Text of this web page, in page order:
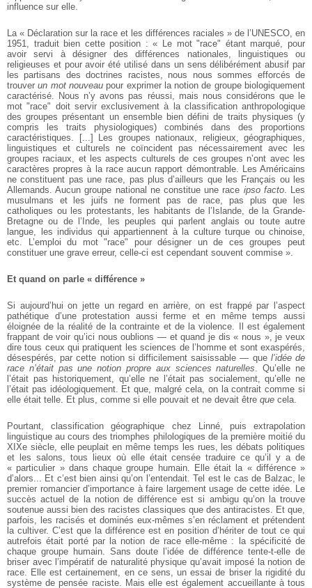
influence sur elle.
La « Déclaration sur la race et les différences raciales » de l’UNESCO, en
1951, traduit bien cette position : « Le mot "race" étant marqué, pour
avoir servi à désigner des différences nationales, linguistiques ou
religieuses et pour avoir été utilisé dans un sens délibérément abusif par
les partisans des doctrines racistes, nous nous sommes efforcés de
trouverun mot nouveaupour exprimer la notion de groupe biologiquement
caractérisé. Nous n’y avons pas réussi, mais nous considérons que le
mot "race" doit servir exclusivement à la classification anthropologique
des groupes présentant un ensemble bien défini de traits physiques (y
compris les traits physiologiques) combinés dans des proportions
caractéristiques. [...] Les groupes nationaux, religieux, géographiques,
linguistiques et culturels ne coïncident pas nécessairement avec les
groupes raciaux, et les aspects culturels de ces groupes n’ont avec les
caractères propres à la race aucun rapport démontrable. Les Américains
ne constituent pas une race, pas plus d’ailleurs que les Français ou les
Allemands. Aucun groupe national ne constitue une race ipso facto. Les
musulmans et les juifs ne forment pas de race, pas plus que les
catholiques ou les protestants, les habitants de l’Islande, de la Grande-
Bretagne ou de l’Inde, les peuples qui parlent anglais ou toute autre
langue, les individus qui appartiennent à la culture turque ou chinoise,
etc. L’emploi du mot "race" pour désigner un de ces groupes peut
constituer une grave erreur, celle-ci est cependant souvent commise ».
Et quand on parle « différence »
Si aujourd’hui on jette un regard en arrière, on est frappé par l’aspect
pathétique d’une protestation aussi ferme et en même temps aussi
éloignée de la réalité de la contrainte et de la violence. Il est également
frappant de voir qu’ici nous oublions — et quand je dis « nous », je veux
dire tous ceux qui pratiquent les sciences de l’homme et sont exaspérés,
désespérés, par cette notion si difficilement saisissable — que l’idée de
race n’était pas une notion propre aux sciences naturelles. Qu’elle ne
l’était pas historiquement, qu’elle ne l’était pas socialement, qu’elle ne
l’était pas idéologiquement. Et que, malgré cela, on la contrait comme si
elle était telle. Et plus, comme si elle pouvait et ne devait être que cela.
Pourtant, classification géographique chez Linné, puis extrapolation
linguistique au cours des triomphes philologiques de la première moitié du
XIXe siècle, elle peuplait en même temps les rues, les débats politiques
et les salons, tous lieux où elle était censée traduire ce qu’il y a de
« particulier » dans chaque groupe humain. Elle était la « différence »
d’alors... Et c’est bien ainsi qu’on l’entendait. Tel est le cas de Balzac, le
premier romancier d’importance à faire largement usage de cette idée. Le
succès actuel de la notion de différence est si ambigu qu’on la trouve
soutenue aussi bien des racistes classiques que des antiracistes. Et que,
parfois, les racisés et dominés eux-mêmes s’en réclament et prétendent
la cultiver. C’est que la différence est en position d’hériter de tout ce qui
autrefois était porté par la notion de race elle-même : la spécificité de
chaque groupe humain. Sans doute l’idée de différence tente-t-elle de
briser avec l’impératif de naturalité physique qu’avait imposé la notion de
race. Elle est certainement, en ce sens, un essai de briser la rigidité du
système de pensée raciste. Mais elle est également accueillante à tous